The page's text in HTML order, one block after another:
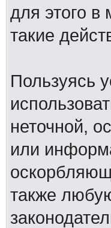
для этого
такие
Пользуясь
неточной,
или
также